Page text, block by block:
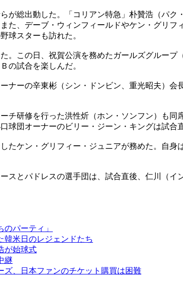
が総出動した。「コリアン特急」朴贊浩（パ
た、デーブ・ウィンフィールドやケン・グリ
球スターも訪れた。
。この日、祝賀公演を務めたガールズグルー
の試合を楽しんだ。
ナーの辛東彬（シン・ドンビン、重光昭夫）
チ研修を行った洪性炘（ホン・ソンフン）も
団オーナーのビリー・ジーン・キングは試合
たケン・グリフィー・ジュニアが務めた。自
とパドレスの選手団は、試合直後、仁川（イ
パーティ」
米日のレジェンドたち
が始球式
継
ズ、日本ファンのチケット購買は困難